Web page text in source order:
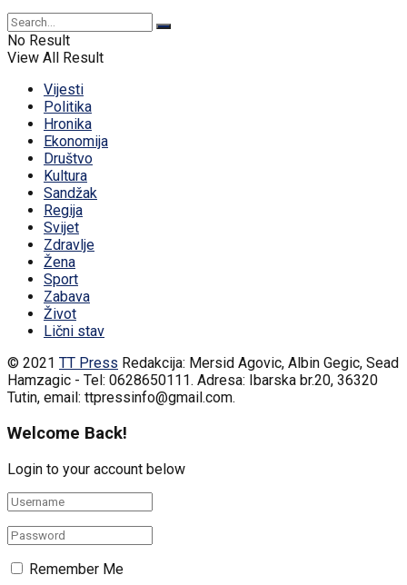
No Result
View All Result
Vijesti
Politika
Hronika
Ekonomija
Društvo
Kultura
Sandžak
Regija
Svijet
Zdravlje
Žena
Sport
Zabava
Život
Lični stav
© 2021 TT Press Redakcija: Mersid Agovic, Albin Gegic, Sead
Hamzagic - Tel: 0628650111. Adresa: Ibarska br.20, 36320
Tutin, email: ttpressinfo@gmail.com.
Welcome Back!
Login to your account below
Remember Me